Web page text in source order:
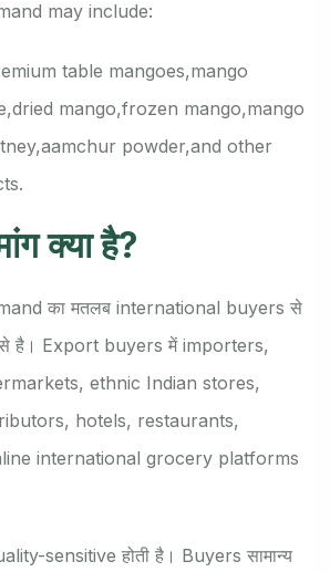
may include:
table mangoes,mango
dried mango,frozen mango,mango
aamchur powder,and other
क्या है?
का मतलब international buyers से
से है। Export buyers में importers,
ethnic Indian stores,
hotels, restaurants,
international grocery platforms
sensitive होती है। Buyers सामान्य